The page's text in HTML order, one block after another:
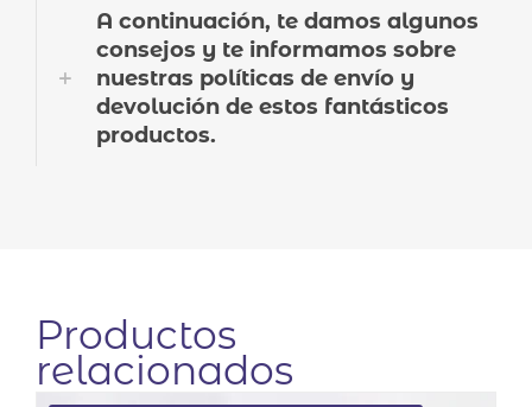
A continuación, te damos algunos
consejos y te informamos sobre
nuestras políticas de envío y
devolución de estos fantásticos
productos.
Productos
relacionados